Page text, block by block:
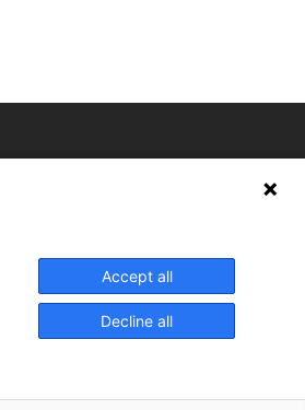
Accept all
Decline all